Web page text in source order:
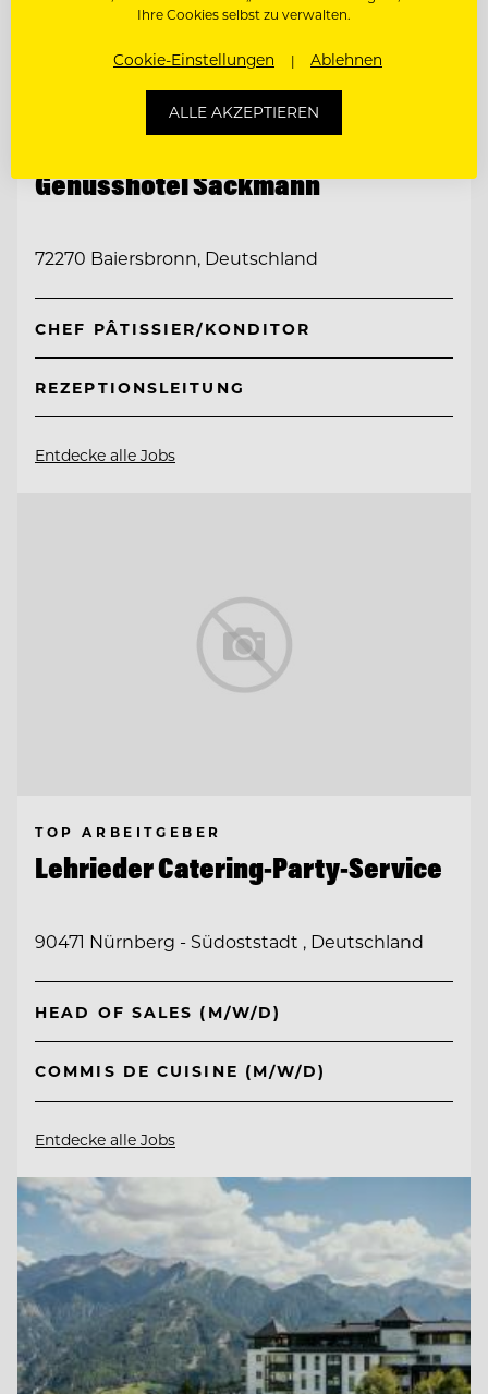
Genusshotel Sackmann
72270 Baiersbronn, Deutschland
CHEF PÂTISSIER/KONDITOR
REZEPTIONSLEITUNG
Entdecke alle Jobs
TOP ARBEITGEBER
Lehrieder Catering-Party-Service
90471 Nürnberg - Südoststadt , Deutschland
HEAD OF SALES (M/W/D)
COMMIS DE CUISINE (M/W/D)
Entdecke alle Jobs
Ihre Cookies selbst zu verwalten.
Cookie-Einstellungen Ablehnen
ALLE AKZEPTIEREN